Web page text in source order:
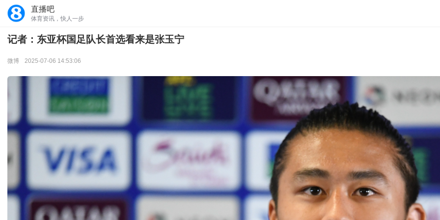
直播吧
体育资讯，快人一步
记者：东亚杯国足队长首选看来是张玉宁
微博 2025-07-06 14:53:06